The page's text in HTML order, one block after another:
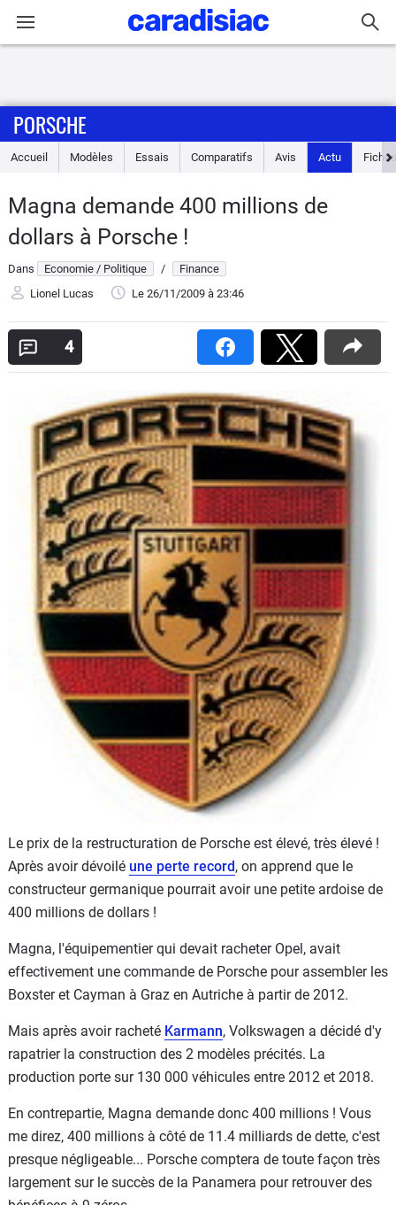
Accueil
Essais
Guide
d'achat
Electriques
Utilitaires
Flottes
Auto
Services
Forum
Moto
Marques
PORSCHE
Accueil Modèles Essais Comparatifs Avis Actu
Magna demande 400 millions de
dollars à Porsche !
Dans Economie / Politique /
Finance
Lionel Lucas
Le 26/11/2009 à 23:46
4
Le prix de la restructuration de Porsche est élevé, très élevé !
Après avoir dévoilé une perte record, on apprend que le
constructeur germanique pourrait avoir une petite ardoise de
400 millions de dollars !
Magna, l'équipementier qui devait racheter Opel, avait
effectivement une commande de Porsche pour assembler les
Boxster et Cayman à Graz en Autriche à partir de 2012.
Mais après avoir racheté Karmann, Volkswagen a décidé d'y
rapatrier la construction des 2 modèles précités. La
production porte sur 130 000 véhicules entre 2012 et 2018.
En contrepartie, Magna demande donc 400 millions ! Vous
me direz, 400 millions à côté de 11.4 milliards de dette, c'est
presque négligeable... Porsche comptera de toute façon très
largement sur le succès de la Panamera pour retrouver des